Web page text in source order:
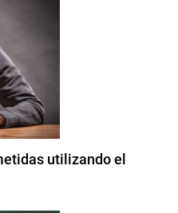
utilizando el